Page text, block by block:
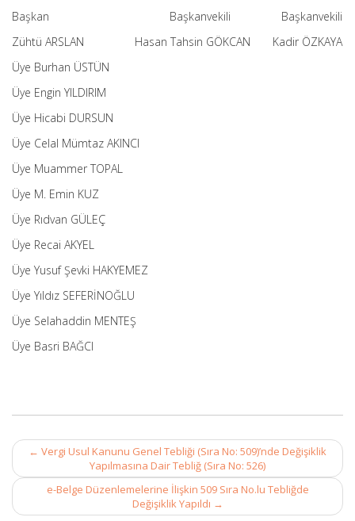
Başkan Başkanvekili Başkanvekili
Zühtü ARSLAN Hasan Tahsin GÖKCAN Kadir ÖZKAYA
Üye Burhan ÜSTÜN
Üye Engin YILDIRIM
Üye Hicabi DURSUN
Üye Celal Mümtaz AKINCI
Üye Muammer TOPAL
Üye M. Emin KUZ
Üye Rıdvan GÜLEÇ
Üye Recai AKYEL
Üye Yusuf Şevki HAKYEMEZ
Üye Yıldız SEFERİNOĞLU
Üye Selahaddin MENTEŞ
Üye Basri BAĞCI
Post
navigation
← Vergi Usul Kanunu Genel Tebliği (Sıra No: 509)’nde Değişiklik
Yapılmasına Dair Tebliğ (Sıra No: 526)
e-Belge Düzenlemelerine İlişkin 509 Sıra No.lu Tebliğde
Değişiklik Yapıldı →